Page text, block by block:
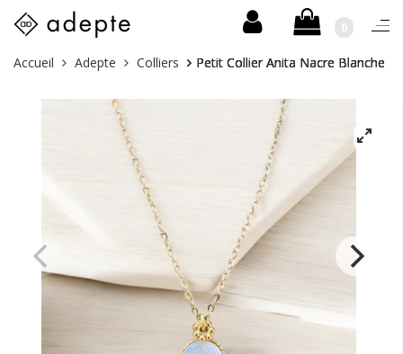
Skip
content
0
Vous
Accueil Adepte Colliers Petit Collier Anita Nacre Blanche